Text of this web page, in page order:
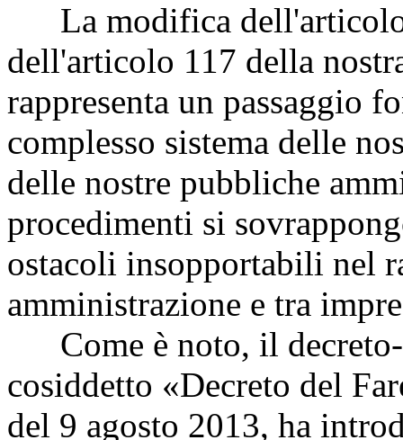
La modifica dell'articolo
dell'articolo 117 della
rappresenta un passaggio
complesso sistema delle
delle nostre pubbliche
procedimenti si
ostacoli insopportabili nel
amministrazione e tra
Come è noto, il
cosiddetto «Decreto del
del 9 agosto 2013, ha